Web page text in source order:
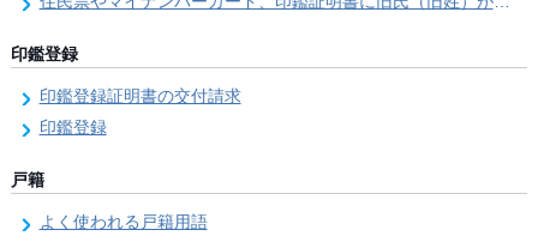
印鑑登録
印鑑登録証明書の交付請求
印鑑登録
戸籍
よく使われる戸籍用語